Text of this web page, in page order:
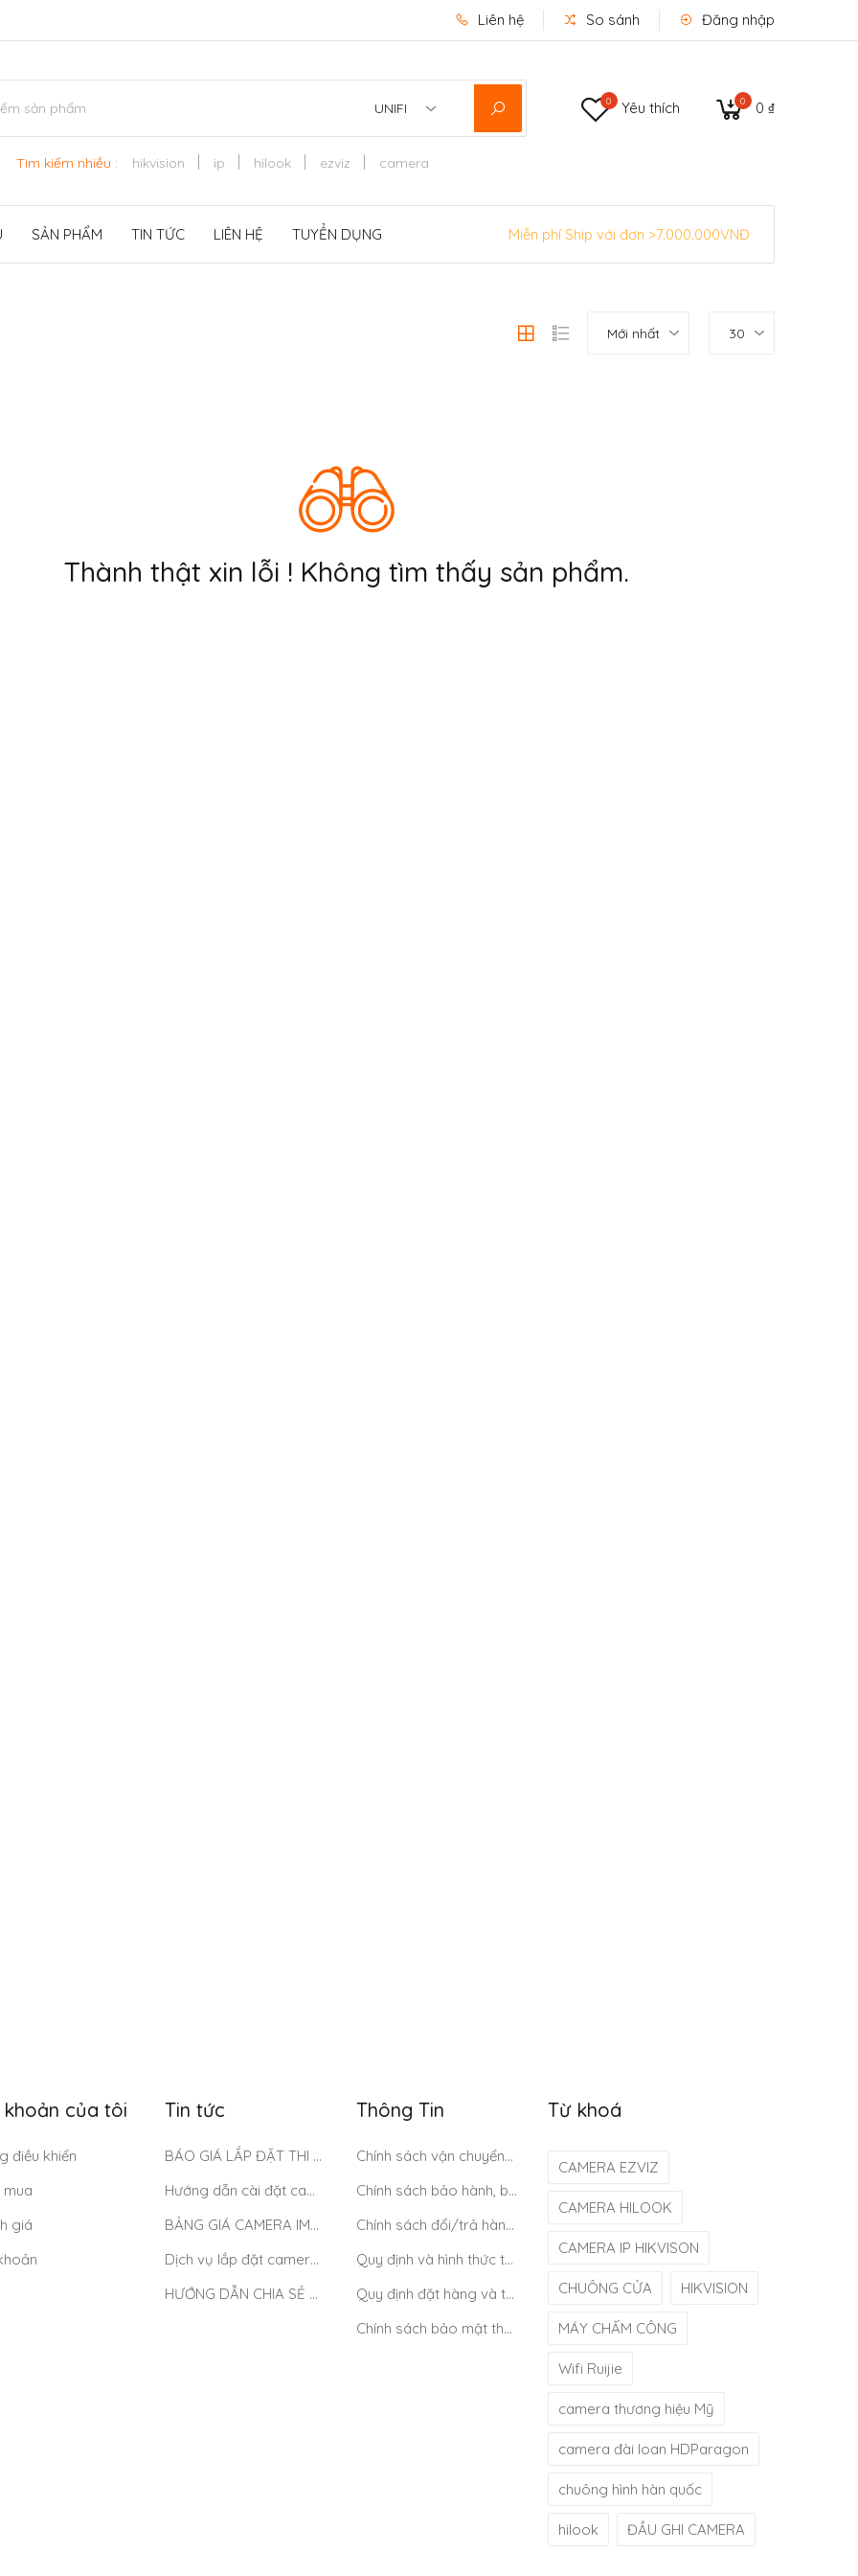
Liên hệ So sánh Đăng nhập
UNIFI
Tìm kiếm nhiều : hikvision ip hilook ezviz camera
0 Yêu thích 0 0 ₫
SẢN PHẨM TIN TỨC LIÊN HỆ TUYỂN DỤNG Miễn phí Ship với đơn >7.000.000VNĐ
Mới nhất 30
Thành thật xin lỗi ! Không tìm thấy sản phẩm.
khoản của tôi
điều khiển
giá
Tin tức
BÁO GIÁ LẮP ĐẶT THI CÔNG CAMERA DAHUA TẠI TP.HCM MỚI NHẤT 2025
Hướng dẫn cài đặt camera wifi IMOU
BẢNG GIÁ CAMERA IMOU GIÁ RẺ CHỈ TỪ 469K
Dịch vụ lắp đặt camera Imou – lắp đặt tận nơi tại TP Hồ Chí Minh
HƯỚNG DẪN CHIA SẺ CAMERA TRÊN TÀI KHOẢN KBONE
Thông Tin
Chính sách vận chuyển/giao nhận/cài đặt
Chính sách bảo hành, bảo trì
Chính sách đổi/trả hàng và hoàn tiền
Quy định và hình thức thanh toán
Quy định đặt hàng và thanh toán
Chính sách bảo mật thông tin khách hàng
Từ khoá
CAMERA EZVIZ
CAMERA HILOOK
CAMERA IP HIKVISON
CHUÔNG CỬA HIKVISION
MÁY CHẤM CÔNG
Wifi Ruijie
camera thương hiệu Mỹ
camera đài loan HDParagon
chuông hình hàn quốc
hilook ĐẦU GHI CAMERA